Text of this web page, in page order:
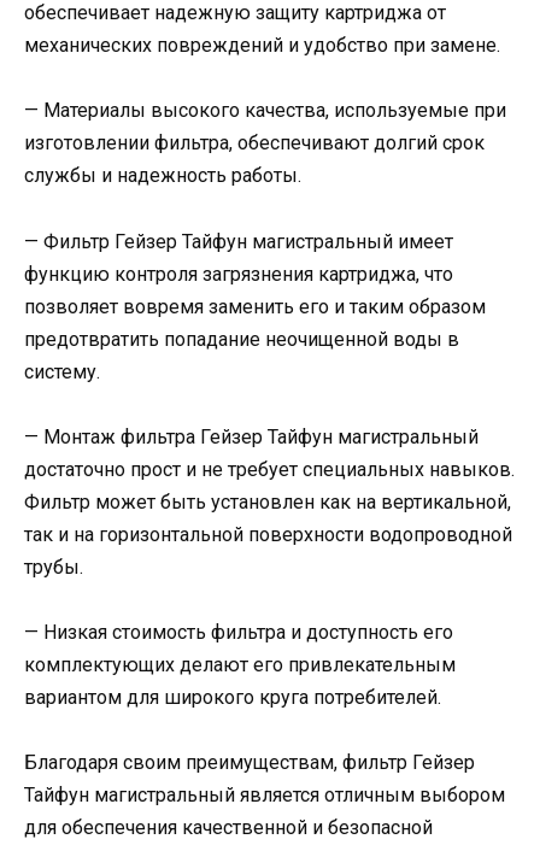
обеспечивает надежную защиту картриджа от
механических повреждений и удобство при замене.
— Материалы высокого качества, используемые при
изготовлении фильтра, обеспечивают долгий срок
службы и надежность работы.
— Фильтр Гейзер Тайфун магистральный имеет
функцию контроля загрязнения картриджа, что
позволяет вовремя заменить его и таким образом
предотвратить попадание неочищенной воды в
систему.
— Монтаж фильтра Гейзер Тайфун магистральный
достаточно прост и не требует специальных навыков.
Фильтр может быть установлен как на вертикальной,
так и на горизонтальной поверхности водопроводной
трубы.
— Низкая стоимость фильтра и доступность его
комплектующих делают его привлекательным
вариантом для широкого круга потребителей.
Благодаря своим преимуществам, фильтр Гейзер
Тайфун магистральный является отличным выбором
для обеспечения качественной и безопасной